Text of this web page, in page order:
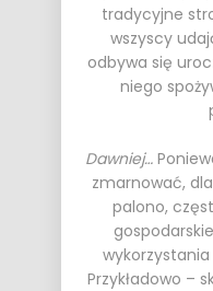
tradycyjne
wszyscy
odbywa się
niego
Dawniej…
zmarnować,
palono,
Przykładowo –